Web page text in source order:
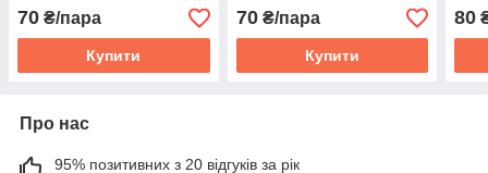
70 ₴/пара
Купити
70₴/пара
Купити
80
Про нас
95% позитивних з 20 відгуків за рік